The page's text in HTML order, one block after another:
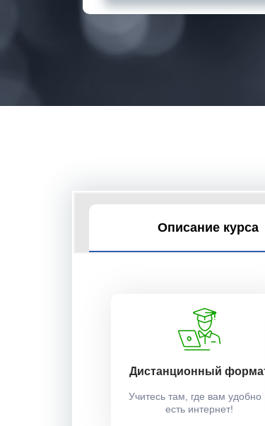
Описание курса
Дистанционный
Учитесь там, где вам удобно
есть интернет!